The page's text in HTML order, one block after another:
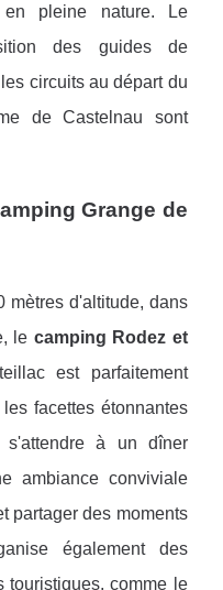
en pleine nature. Le
des guides de
circuits au départ du
de Castelnau sont
Grange de
d'altitude, dans
le camping Rodez et
est parfaitement
facettes étonnantes
à un dîner
ambiance conviviale
partager des moments
également des
touristiques, comme le